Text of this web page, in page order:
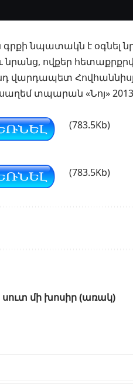
գրքի նպատակն է օգնել
նրանց, ովքեր
վարդապետ
տպարան «Նոյ» 2013
(783.5Kb)
(783.5Kb)
մի խոսիր (առակ)